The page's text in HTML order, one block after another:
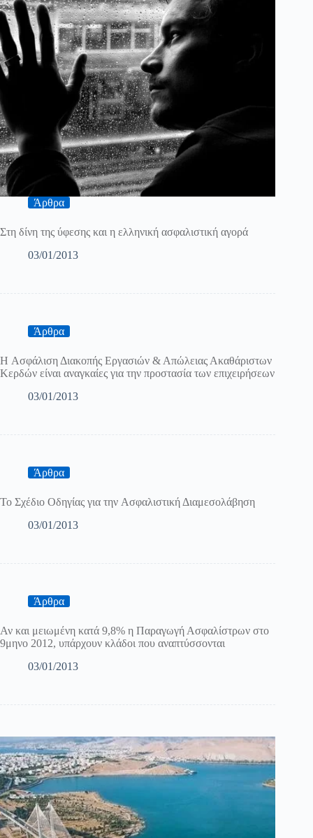
Άρθρα
Στη δίνη της ύφεσης και η ελληνική ασφαλιστική αγορά
03/01/2013
Άρθρα
H Ασφάλιση Διακοπής Εργασιών & Απώλειας Ακαθάριστων
Κερδών είναι αναγκαίες για την προστασία των επιχειρήσεων
03/01/2013
Άρθρα
To Σχέδιο Οδηγίας για την Aσφαλιστική Διαμεσολάβηση
03/01/2013
Άρθρα
Αν και μειωμένη κατά 9,8% η Παραγωγή Ασφαλίστρων στο
9μηνο 2012, υπάρχουν κλάδοι που αναπτύσσονται
03/01/2013